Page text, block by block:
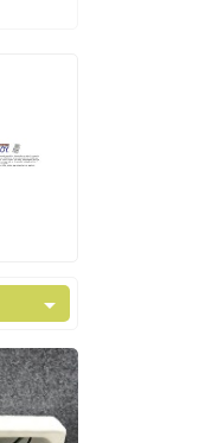
